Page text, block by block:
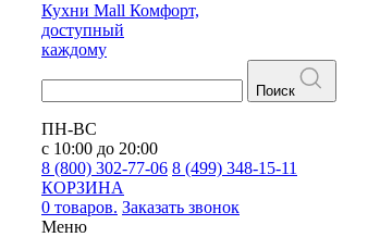
Кухни Mall Комфорт,
доступный
каждому
Поиск
ПН-ВС
с 10:00 до 20:00
8 (800) 302-77-06 8 (499) 348-15-11
КОРЗИНА
0 товаров. Заказать звонок
Меню